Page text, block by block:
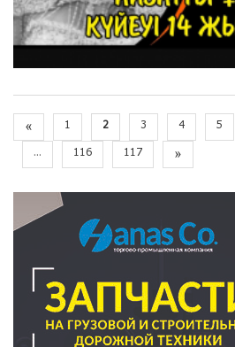
« 1 2 3 4 5
...
116 117 »